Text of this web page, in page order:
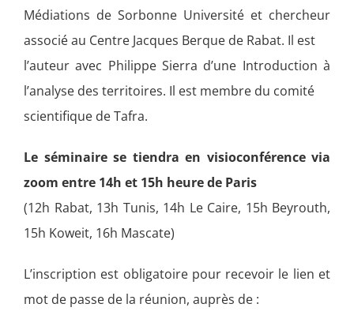
Médiations de Sorbonne Université et chercheur
associé au Centre Jacques Berque de Rabat. Il est
l’auteur avec Philippe Sierra d’une Introduction à
l’analyse des territoires. Il est membre du comité
scientifique de Tafra.
Le séminaire se tiendra en visioconférence via
zoom entre 14h et 15h heure de Paris
(12h Rabat, 13h Tunis, 14h Le Caire, 15h Beyrouth,
15h Koweit, 16h Mascate)
L’inscription est obligatoire pour recevoir le lien et
mot de passe de la réunion, auprès de :